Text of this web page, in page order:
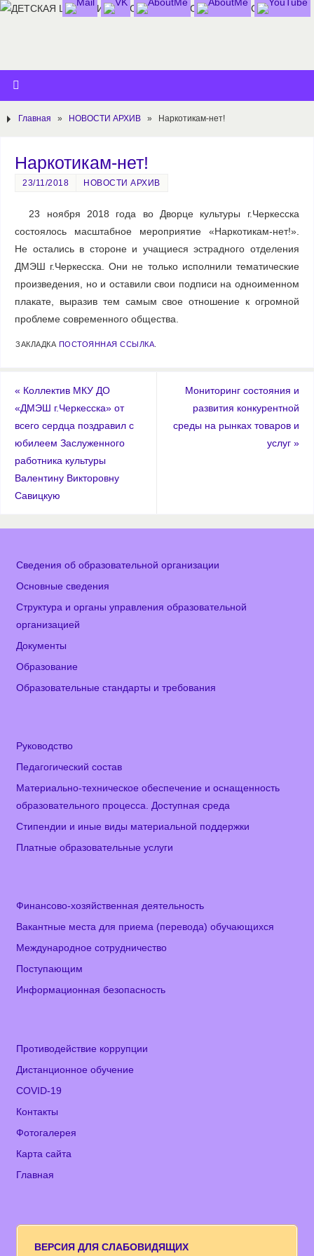
Главная » НОВОСТИ АРХИВ » Наркотикам-нет!
Наркотикам-нет!
23/11/2018 НОВОСТИ АРХИВ
23 ноября 2018 года во Дворце культуры г.Черкесска
состоялось масштабное мероприятие «Наркотикам-нет!».
Не остались в стороне и учащиеся эстрадного отделения
ДМЭШ г.Черкесска. Они не только исполнили тематические
произведения, но и оставили свои подписи на одноименном
плакате, выразив тем самым свое отношение к огромной
проблеме современного общества.
ЗАКЛАДКА ПОСТОЯННАЯ ССЫЛКА
« Коллектив МКУ ДО
«ДМЭШ г.Черкесска» от
всего сердца поздравил с
юбилеем Заслуженного
работника культуры
Валентину Викторовну
Савицкую
Мониторинг состояния и
развития конкурентной
среды на рынках товаров и
услуг »
Сведения об образовательной организации
Основные сведения
Структура и органы управления образовательной
организацией
Документы
Образование
Образовательные стандарты и требования
Руководство
Педагогический состав
Материально-техническое обеспечение и оснащенность
образовательного процесса. Доступная среда
Стипендии и иные виды материальной поддержки
Платные образовательные услуги
Финансово-хозяйственная деятельность
Вакантные места для приема (перевода) обучающихся
Международное сотрудничество
Поступающим
Информационная безопасность
Противодействие коррупции
Дистанционное обучение
COVID-19
Контакты
Фотогалерея
Карта сайта
Главная
ВЕРСИЯ ДЛЯ СЛАБОВИДЯЩИХ